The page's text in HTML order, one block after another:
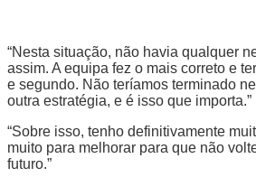
“Nesta situação, não havia qualquer
assim. A equipa fez o mais correto e
e segundo. Não teríamos terminado
outra estratégia, e é isso que importa.”
“Sobre isso, tenho definitivamente
muito para melhorar para que não
futuro.”